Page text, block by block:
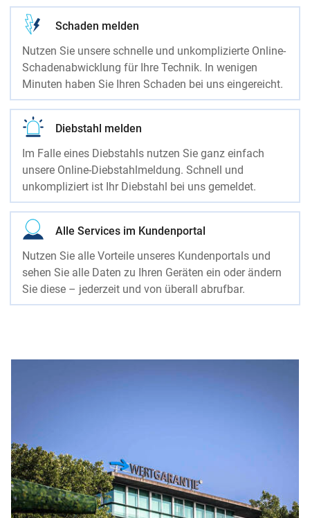
Schaden melden
Nutzen Sie unsere schnelle und unkomplizierte Online-
Schadenabwicklung für Ihre Technik. In wenigen
Minuten haben Sie Ihren Schaden bei uns eingereicht.
Diebstahl melden
Im Falle eines Diebstahls nutzen Sie ganz einfach
unsere Online-Diebstahlmeldung. Schnell und
unkompliziert ist Ihr Diebstahl bei uns gemeldet.
Alle Services im Kundenportal
Nutzen Sie alle Vorteile unseres Kundenportals und
sehen Sie alle Daten zu Ihren Geräten ein oder ändern
Sie diese – jederzeit und von überall abrufbar.